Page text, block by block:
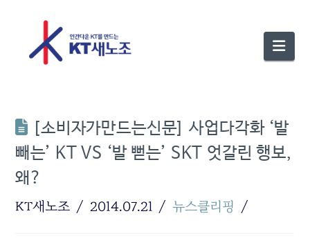
[소비자가만드는신문] 사업다각화 ‘발
빼는’ KT VS ‘발 뻗는’ SKT 엇갈린 행보,
왜?
KT새노조 2014.07.21 뉴스클리핑